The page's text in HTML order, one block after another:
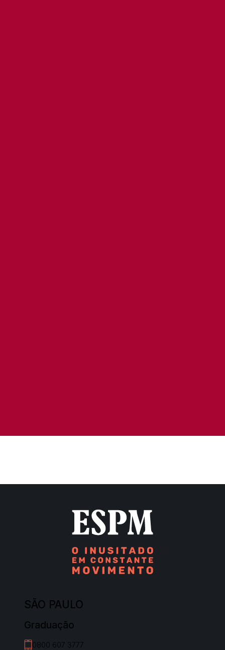
SÃO PAULO
Graduação
0800 607 3777